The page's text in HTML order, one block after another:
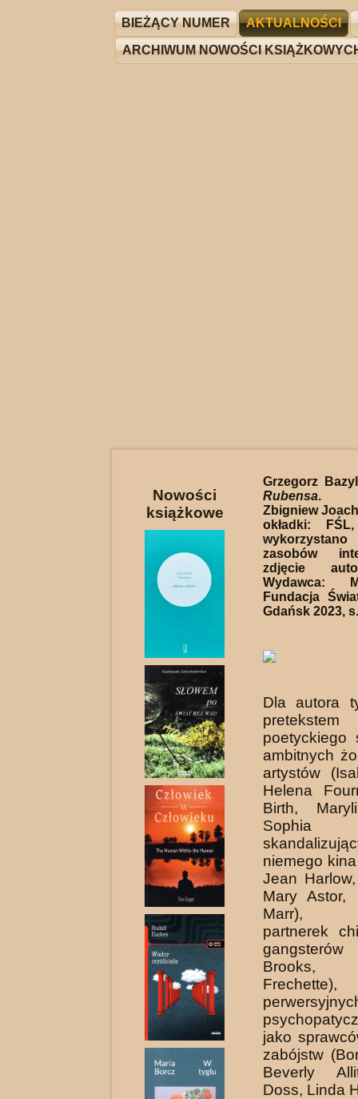
BIEŻĄCY NUMER AKTUALNOŚCI
ARCHIWUM NOWOŚCI
Nowości
książkowe
Grzegorz
Rubensa.
Zbigniew
okładki:
zasobów
zdjęcie
Wydawca:
Fundacja
Gdańsk 2023,
Dla autora
poetyckiego
ambitnych
artystów
Helena
Birth,
Sophia
niemego
Jean
Mary Astor,
Marr),
partnerek
jako
zabójstw
Beverly
Doss, Linda